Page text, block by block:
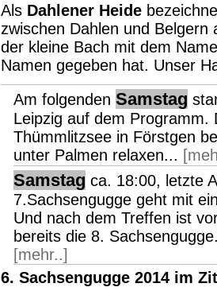
Als Dahlener Heide
zwischen Dahlen und
der kleine Bach mit dem
Namen gegeben hat. Unser
Am folgendenSamstag
Leipzig auf dem Programm.
Thümmlitzsee in Förstgen
unter Palmen relaxen...
Samstag ca. 18:00, letzte
7.Sachsengugge geht mit
Und nach dem Treffen ist
bereits die 8.
[mehr..]
6. Sachsengugge 2014 im